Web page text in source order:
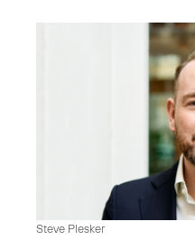
Steve Plesker